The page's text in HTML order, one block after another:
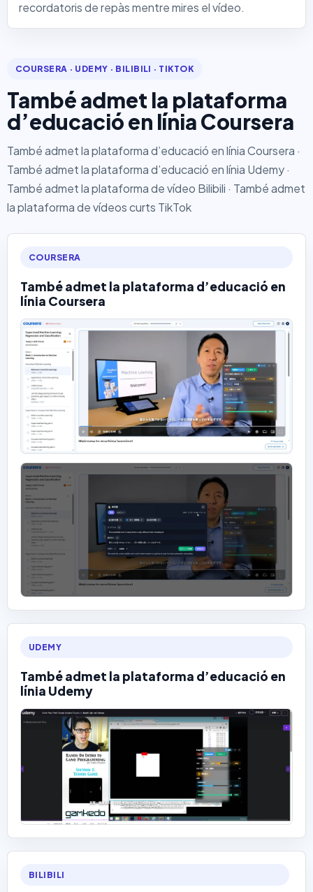
recordatoris de repàs mentre mires el vídeo.
COURSERA · UDEMY · BILIBILI · TIKTOK
També admet la plataforma
d’educació en línia Coursera
També admet la plataforma d’educació en línia Coursera ·
També admet la plataforma d’educació en línia Udemy ·
També admet la plataforma de vídeo Bilibili · També admet
la plataforma de vídeos curts TikTok
COURSERA
També admet la plataforma d’educació en
línia Coursera
UDEMY
També admet la plataforma d’educació en
línia Udemy
BILIBILI